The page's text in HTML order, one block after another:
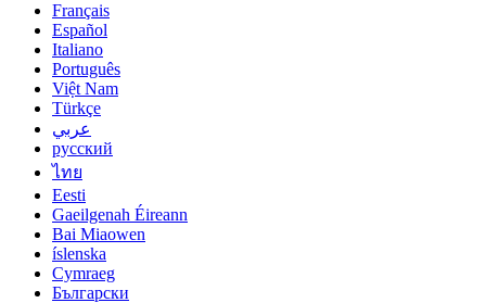
Français
Español
Italiano
Português
Việt Nam
Türkçe
عربي
русский
ไทย
Eesti
Gaeilgenah Éireann
Bai Miaowen
íslenska
Cymraeg
Български